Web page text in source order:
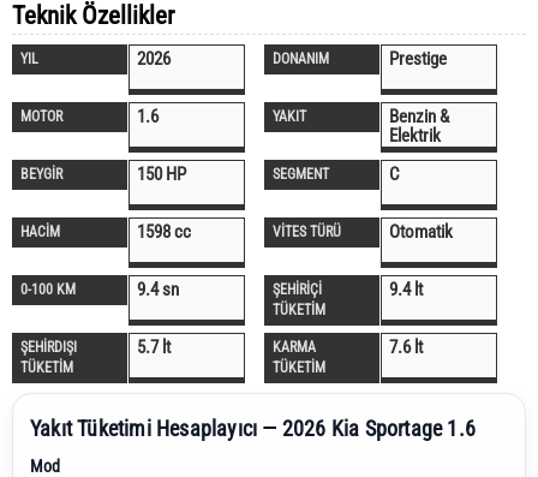
Teknik Özellikler
YIL 2026 DONANIM Prestige
MOTOR 1.6 YAKIT
Benzin &
Elektrik
BEYGİR 150 HP SEGMENT C
HACİM 1598 cc VİTES TÜRÜ Otomatik
0-100 KM 9.4 sn
ŞEHİRİÇİ
TÜKETİM
9.4 lt
ŞEHİRDIŞI
TÜKETİM
5.7 lt
KARMA
TÜKETİM
7.6 lt
Yakıt Tüketimi Hesaplayıcı — 2026 Kia Sportage 1.6
Mod